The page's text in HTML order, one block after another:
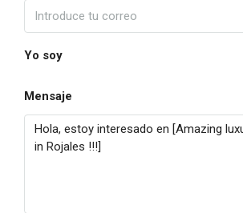
Yo soy
Mensaje